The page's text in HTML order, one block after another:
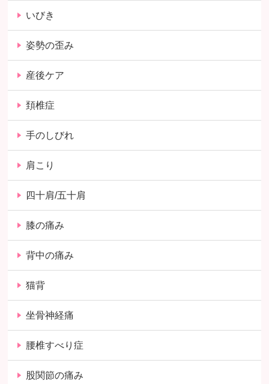
いびき
姿勢の歪み
産後ケア
頚椎症
手のしびれ
肩こり
四十肩/五十肩
膝の痛み
背中の痛み
猫背
坐骨神経痛
腰椎すべり症
股関節の痛み